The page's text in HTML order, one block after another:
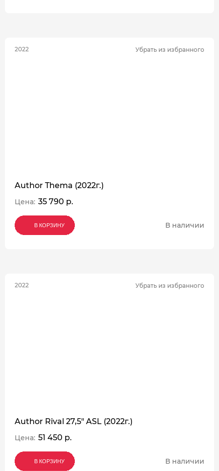
2022 Убрать из избранного
Author Thema (2022г.)
Цена: 35 790 р.
В КОРЗИНУ
В КОРЗИНУ
В КОРЗИНУ В наличии
2022 Убрать из избранного
Author Rival 27,5" ASL (2022г.)
Цена: 51 450 р.
В КОРЗИНУ
В КОРЗИНУ
В КОРЗИНУ В наличии